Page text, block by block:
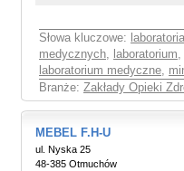
Słowa kluczowe:
medycznych, laboratorium,
laboratorium medyczne,
Branże: Zakłady Opieki
MEBEL F.H-U
ul. Nyska 25
48-385 Otmuchów